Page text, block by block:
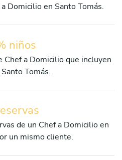
Domicilio en Santo Tomás.
niños
Chef a Domicilio que incluyen
Tomás.
de un Chef a Domicilio en
un mismo cliente.